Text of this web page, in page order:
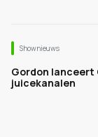
Shownieuws
Gordon lanceert
juicekanalen